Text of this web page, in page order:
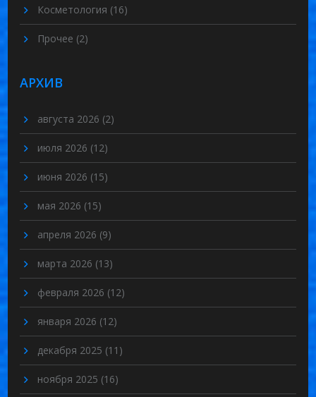
Косметология (16)
Прочее (2)
АРХИВ
августа 2026 (2)
июля 2026 (12)
июня 2026 (15)
мая 2026 (15)
апреля 2026 (9)
марта 2026 (13)
февраля 2026 (12)
января 2026 (12)
декабря 2025 (11)
ноября 2025 (16)